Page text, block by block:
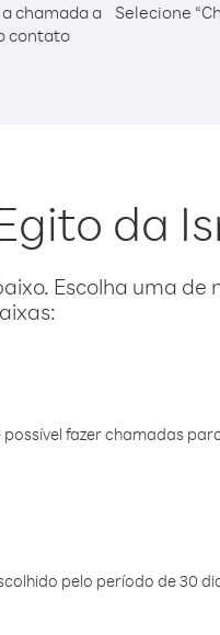
chamada a
contato
Selecione
da
Escolha uma de
fazer chamadas
pelo período de 30